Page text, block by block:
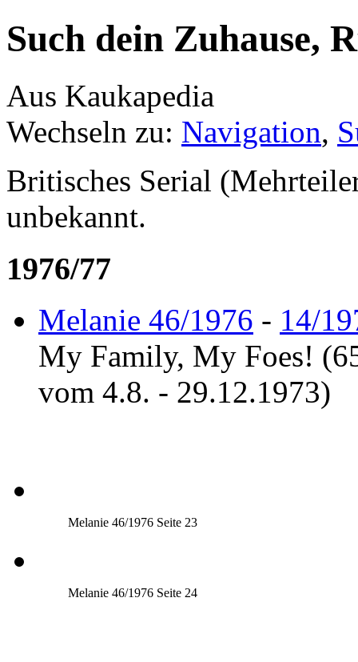
Such dein Zuhause,
Aus Kaukapedia
Wechseln zu: Navigation,
Britisches Serial
unbekannt.
1976/77
Melanie 46/1976 - 14/
My Family, My Foes!
vom 4.8. - 29.12.1973)
Melanie 46/1976 Seite 23
Melanie 46/1976 Seite 24